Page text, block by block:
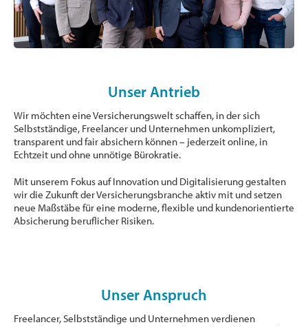
Unser Antrieb
Wir möchten eine Versicherungswelt schaffen, in der sich
Selbstständige, Freelancer und Unternehmen unkompliziert,
transparent und fair absichern können – jederzeit online, in
Echtzeit und ohne unnötige Bürokratie.
Mit unserem Fokus auf Innovation und Digitalisierung gestalten
wir die Zukunft der Versicherungsbranche aktiv mit und setzen
neue Maßstäbe für eine moderne, flexible und kundenorientierte
Absicherung beruflicher Risiken.
Unser Anspruch
Freelancer, Selbstständige und Unternehmen verdienen